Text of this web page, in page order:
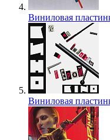
Виниловая
Виниловая